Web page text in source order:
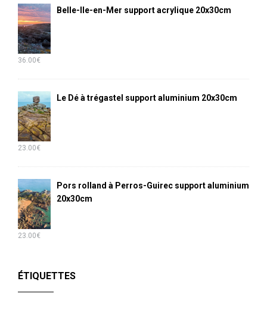
Belle-Ile-en-Mer support acrylique 20x30cm
36.00€
Le Dé à trégastel support aluminium 20x30cm
23.00€
Pors rolland à Perros-Guirec support aluminium
20x30cm
23.00€
ÉTIQUETTES